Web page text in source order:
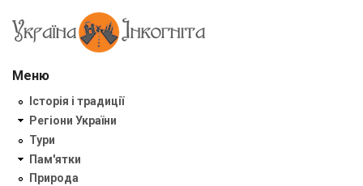
Меню
Історія і традиції
Регіони України
Тури
Пам'ятки
Природа